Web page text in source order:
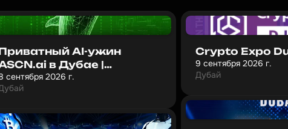
AI-ужин
в Дубае |
инвесторы и
эксперты
сентября 2026 г.
Crypto Expo
9 сентября 2026 г.
Дубай